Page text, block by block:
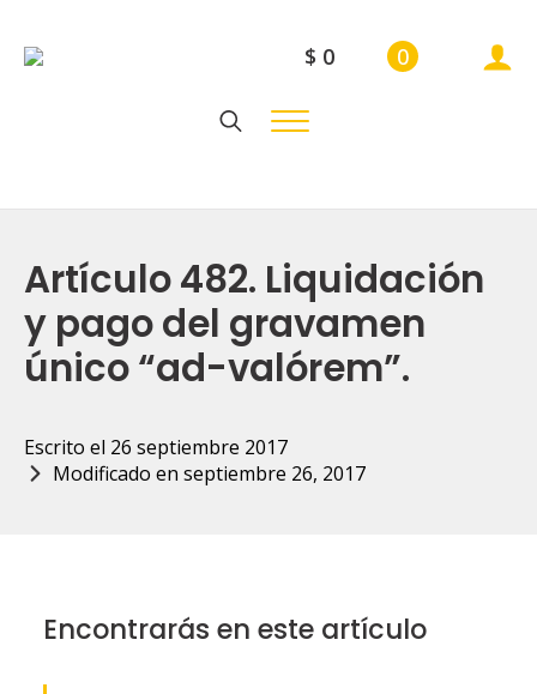
$ 0 0
Artículo 482. Liquidación
y pago del gravamen
único “ad-valórem”.
Escrito el 26 septiembre 2017
Modificado en septiembre 26, 2017
Encontrarás en este artículo